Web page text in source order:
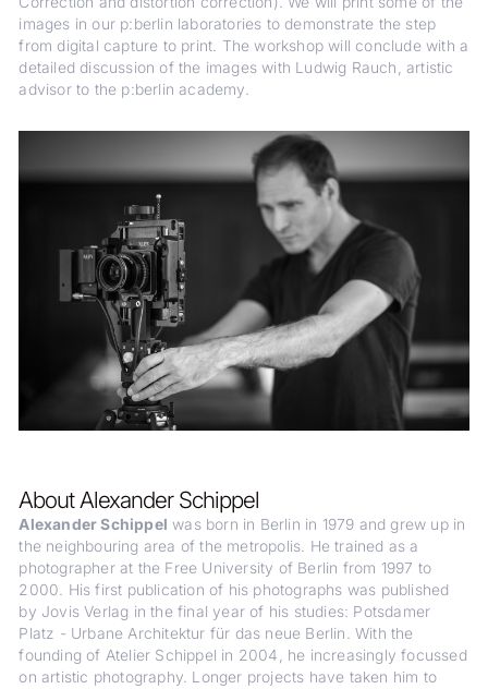
images in our p:berlin laboratories to demonstrate the step
from digital capture to print. The workshop will conclude with a
detailed discussion of the images with Ludwig Rauch, artistic
advisor to the p:berlin academy.
About Alexander Schippel
Alexander Schippel was born in Berlin in 1979 and grew up in
the neighbouring area of the metropolis. He trained as a
photographer at the Free University of Berlin from 1997 to
2000. His first publication of his photographs was published
by Jovis Verlag in the final year of his studies: Potsdamer
Platz - Urbane Architektur für das neue Berlin. With the
founding of Atelier Schippel in 2004, he increasingly focussed
on artistic photography. Longer projects have taken him to